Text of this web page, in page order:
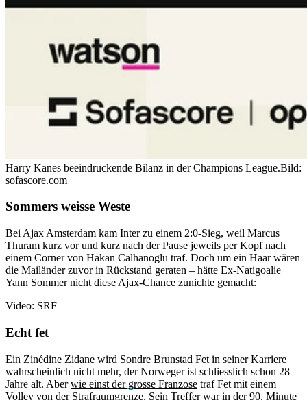
Harry Kanes beeindruckende Bilanz in der Champions League.Bild:
sofascore.com
Sommers weisse Weste
Bei Ajax Amsterdam kam Inter zu einem 2:0-Sieg, weil Marcus
Thuram kurz vor und kurz nach der Pause jeweils per Kopf nach
einem Corner von Hakan Calhanoglu traf. Doch um ein Haar wären
die Mailänder zuvor in Rückstand geraten – hätte Ex-Natigoalie
Yann Sommer nicht diese Ajax-Chance zunichte gemacht:
Video: SRF
Echt fet
Ein Zinédine Zidane wird Sondre Brunstad Fet in seiner Karriere
wahrscheinlich nicht mehr, der Norweger ist schliesslich schon 28
Jahre alt. Aberwie einst der grosse Franzose traf Fet mit einem
Volley von der Strafraumgrenze. Sein Treffer war in der 90. Minute